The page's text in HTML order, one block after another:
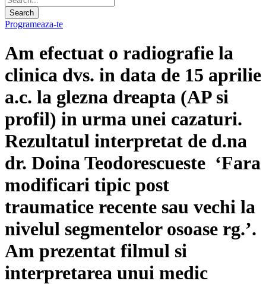
Programeaza-te
Am efectuat o radiografie la
clinica dvs. in data de 15 aprilie
a.c. la glezna dreapta (AP si
profil) in urma unei cazaturi.
Rezultatul interpretat de d.na
dr. Doina Teodorescueste ‘Fara
modificari tipic post
traumatice recente sau vechi la
nivelul segmentelor osoase rg.’.
Am prezentat filmul si
interpretarea unui medic